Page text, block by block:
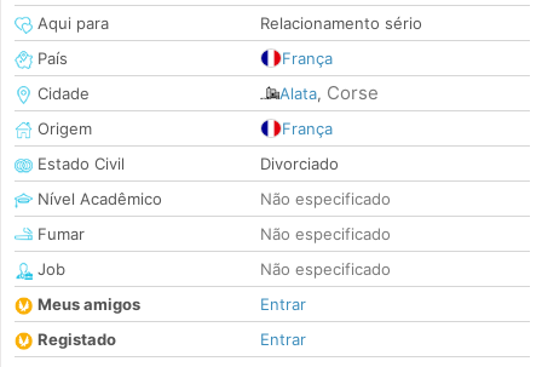
Aqui para
Relacionamento sério
País
França
Cidade
Alata, Corse
Origem
França
Estado Civil
Divorciado
Nível Acadêmico
Não especificado
Fumar
Não especificado
Job
Não especificado
Meus amigos
Entrar
Registado
Entrar